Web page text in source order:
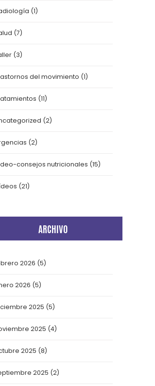
(1)
(7)
(3)
del movimiento (1)
(11)
(2)
(2)
consejos nutricionales (15)
(21)
ARCHIVO
2026 (5)
2026 (5)
2025 (5)
2025 (4)
2025 (8)
2025 (2)